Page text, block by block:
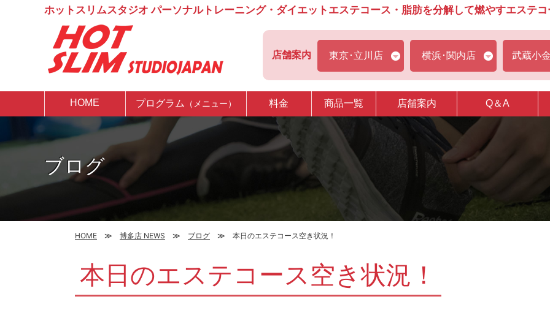
ホットスリムスタジオ パーソナルトレーニング・ダイエットエステコース・脂肪を分解して燃やすエステ
店舗案内 東京･立川店 横浜･関内店 武蔵小
HOME プログラム （メニュー） 料金 商品一覧 店舗案内 Q＆A
ブログ
HOME 博多店 NEWS ブログ 本日のエステコース空き状況！
本日のエステコース空き状況！